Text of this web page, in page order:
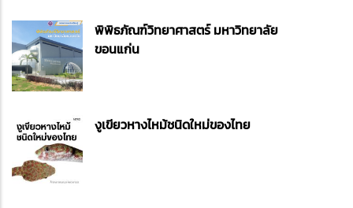
พิพิธภัณฑ์วิทยาศาสตร์ มหาวิทยาลัย
ขอนแก่น
งูเขียวหางไหม้ชนิดใหม่ของไทย